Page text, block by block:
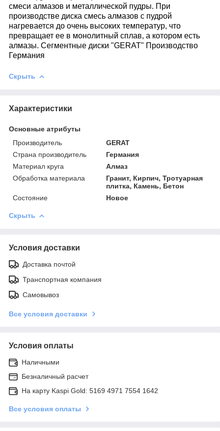
смеси алмазов и металлической пудры. При
производстве диска смесь алмазов с пудрой
нагревается до очень высоких температур, что
превращает ее в монолитный сплав, а котором есть
алмазы. Сегментные диски "GERAT" Производство
Германия
Скрыть
Характеристики
Основные атрибуты
Производитель
GERAT
Страна производитель
Германия
Материал круга
Алмаз
Обработка материала
Гранит, Кирпич, Тротуарная
плитка, Камень, Бетон
Состояние
Новое
Скрыть
Условия доставки
Доставка почтой
Транспортная компания
Самовывоз
Все условия доставки
Условия оплаты
Наличными
Безналичный расчет
На карту Kaspi Gold: 5169 4971 7554 1642
Все условия оплаты